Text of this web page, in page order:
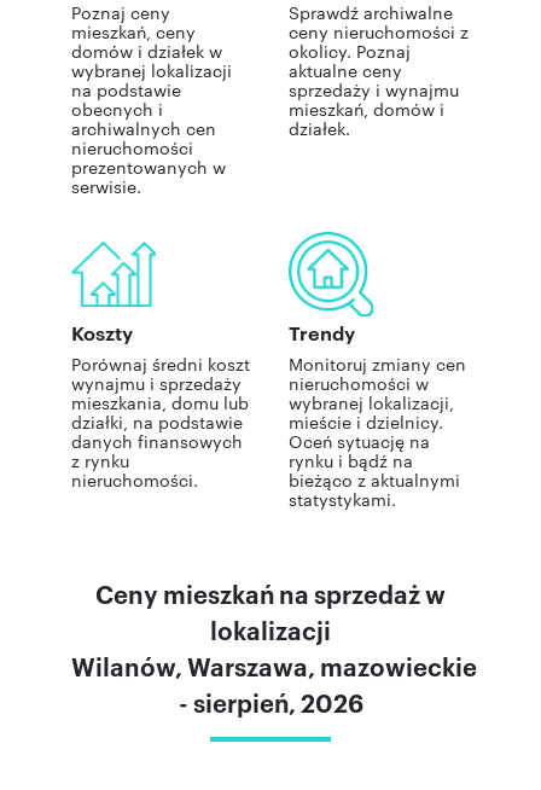
Poznaj ceny
mieszkań, ceny
domów i działek w
wybranej lokalizacji
na podstawie
obecnych i
archiwalnych cen
nieruchomości
prezentowanych w
serwisie.
Sprawdź archiwalne
ceny nieruchomości z
okolicy. Poznaj
aktualne ceny
sprzedaży i wynajmu
mieszkań, domów i
działek.
Koszty
Porównaj średni koszt
wynajmu i sprzedaży
mieszkania, domu lub
działki, na podstawie
danych finansowych
z rynku
nieruchomości.
Trendy
Monitoruj zmiany cen
nieruchomości w
wybranej lokalizacji,
mieście i dzielnicy.
Oceń sytuację na
rynku i bądź na
bieżąco z aktualnymi
statystykami.
Ceny mieszkań na sprzedaż w
lokalizacji
Wilanów, Warszawa, mazowieckie
- sierpień, 2026